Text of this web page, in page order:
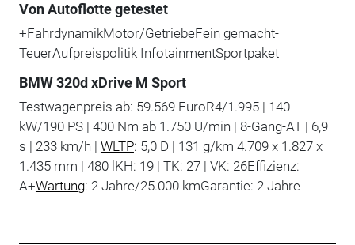
Von Autoflotte getestet
+FahrdynamikMotor/GetriebeFein gemacht-
TeuerAufpreispolitik InfotainmentSportpaket
BMW 320d xDrive M Sport
Testwagenpreis ab: 59.569 EuroR4/1.995 | 140
kW/190 PS | 400 Nm ab 1.750 U/min | 8-Gang-AT | 6,9
s | 233 km/h | WLTP: 5,0 D | 131 g/km 4.709 x 1.827 x
1.435 mm | 480 lKH: 19 | TK: 27 | VK: 26Effizienz:
A+Wartung: 2 Jahre/25.000 kmGarantie: 2 Jahre